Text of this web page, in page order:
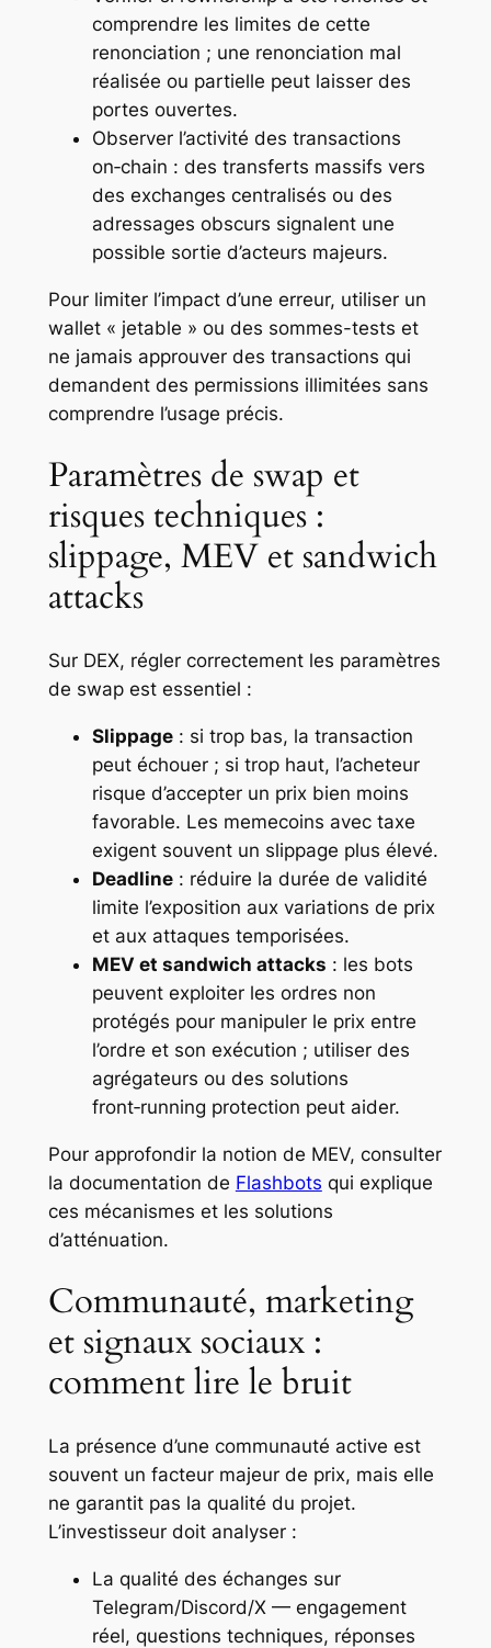
comprendre les limites de cette
renonciation ; une renonciation mal
réalisée ou partielle peut laisser des
portes ouvertes.
Observer l’activité des transactions
on‑chain : des transferts massifs vers
des exchanges centralisés ou des
adressages obscurs signalent une
possible sortie d’acteurs majeurs.
Pour limiter l’impact d’une erreur, utiliser un
wallet « jetable » ou des sommes-tests et
ne jamais approuver des transactions qui
demandent des permissions illimitées sans
comprendre l’usage précis.
Paramètres de swap et
risques techniques :
slippage, MEV et sandwich
attacks
Sur DEX, régler correctement les paramètres
de swap est essentiel :
Slippage: si trop bas, la transaction
peut échouer ; si trop haut, l’acheteur
risque d’accepter un prix bien moins
favorable. Les memecoins avec taxe
exigent souvent un slippage plus élevé.
Deadline: réduire la durée de validité
limite l’exposition aux variations de prix
et aux attaques temporisées.
MEV et sandwich attacks : les bots
peuvent exploiter les ordres non
protégés pour manipuler le prix entre
l’ordre et son exécution ; utiliser des
agrégateurs ou des solutions
front‑running protection peut aider.
Pour approfondir la notion de MEV, consulter
la documentation de Flashbots qui explique
ces mécanismes et les solutions
d’atténuation.
Communauté, marketing
et signaux sociaux :
comment lire le bruit
La présence d’une communauté active est
souvent un facteur majeur de prix, mais elle
ne garantit pas la qualité du projet.
L’investisseur doit analyser :
La qualité des échanges sur
Telegram/Discord/X — engagement
réel, questions techniques, réponses